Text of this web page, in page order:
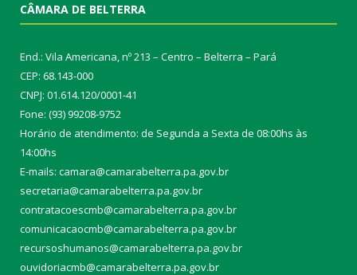
CÂMARA DE BELTERRA
End.: Vila Americana, nº 213 – Centro – Belterra – Pará
CEP: 68.143-000
CNPJ: 01.614.120/0001-41
Fone: (93) 99208-9752
Horário de atendimento: de Segunda a Sexta de 08:00hs às
14:00hs
E-mails: camara@camarabelterra.pa.gov.br
secretaria@camarabelterra.pa.gov.br
contratacoescmb@camarabelterra.pa.gov.br
comunicacaocmb@camarabelterra.pa.gov.br
recursoshumanos@camarabelterra.pa.gov.br
ouvidoriacmb@camarabelterra.pa.gov.br